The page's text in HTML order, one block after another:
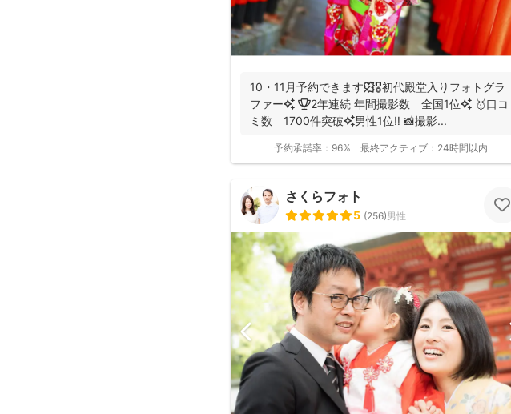
10・11月予約できます🍁🎖初代殿堂入りフォトグラ
ファー✨ 🏆2年連続 年間撮影数 全国1位✨ 🥇口コ
ミ数 1700件突破✨男性1位‼️ 📸撮影...
予約承諾率： 96% 最終アクティブ： 24時間以内
さくらフォト
5 (256)男性